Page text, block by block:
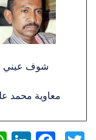
شوف عيني
معاوية محمد